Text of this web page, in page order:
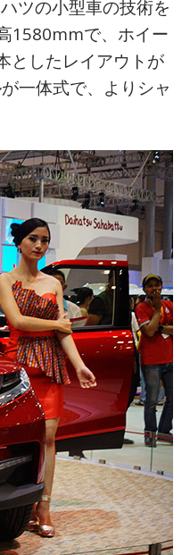
ツの小型車の技術を
1580mmで、ホイー
としたレイアウトが
一体式で、よりシャ